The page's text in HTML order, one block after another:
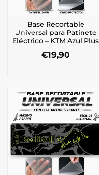
Base Recortable
Universal para Patinete
Eléctrico – KTM Azul Plus
€19,90